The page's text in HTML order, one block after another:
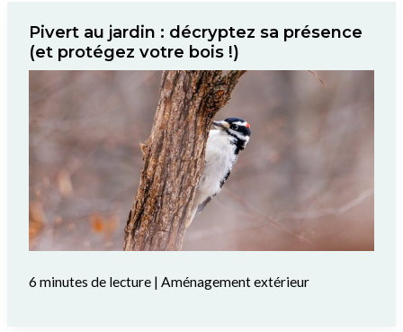
Pivert au jardin : décryptez sa présence
(et protégez votre bois !)
6 minutes de lecture| Aménagement extérieur